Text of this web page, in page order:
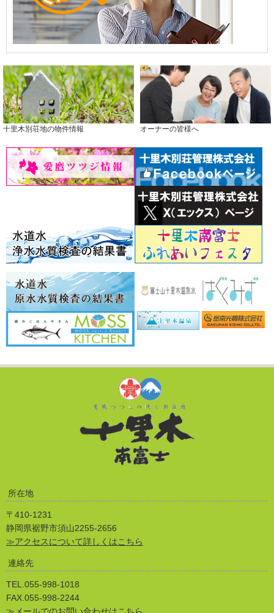
十里木別荘地の物件情報 オーナーの皆様へ
所在地
〒410-1231
静岡県裾野市須山2255-2656
≫アクセスについて詳しくはこちら
連絡先
TEL.055-998-1018
FAX.055-998-2244